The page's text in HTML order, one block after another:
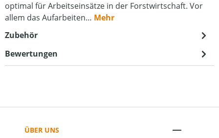
optimal für Arbeitseinsätze in der Forstwirtschaft. Vor
allem das Aufarbeiten… Mehr
Zubehör
Bewertungen
ÜBER UNS